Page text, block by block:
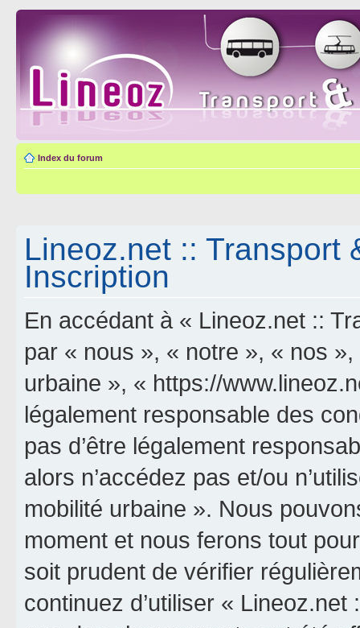
Index du forum
Lineoz.net :: Transport
Inscription
En accédant à « Lineoz.net ::
par « nous », « notre », « nos
urbaine », « https://
légalement responsable des
pas d’être légalement
alors n’accédez pas et/ou
mobilité urbaine ». Nous
moment et nous ferons tout
soit prudent de vérifier
continuez d’utiliser «